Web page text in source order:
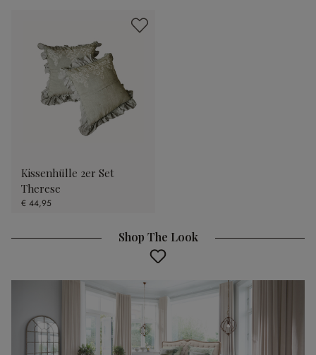
Kissenhülle 2er Set
Therese
€ 44,95
Shop The Look